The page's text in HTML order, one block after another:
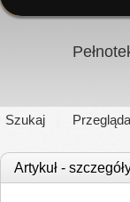
Szukaj
Artykuł -